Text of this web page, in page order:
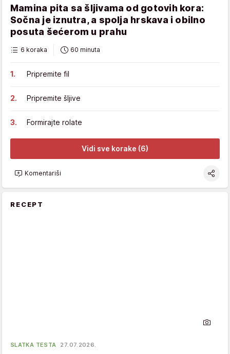
Mamina pita sa šljivama od gotovih kora:
Sočna je iznutra, a spolja hrskava i obilno
posuta šećerom u prahu
6 koraka 60 minuta
Pripremite fil
Pripremite šljive
Formirajte rolate
Vidi sve korake (6)
Komentariši
RECEPT
SLATKA TESTA 27.07.2026.